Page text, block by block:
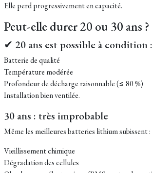
Elle perd progressivement en capacité.
Peut-elle durer 20 ou 30 ans ?
✔ 20 ans est possible à condition :
Batterie de qualité
Température modérée
Profondeur de décharge raisonnable (≤ 80 %)
Installation bien ventilée.
30 ans : très improbable
Même les meilleures batteries lithium subissent :
Vieillissement chimique
Dégradation des cellules